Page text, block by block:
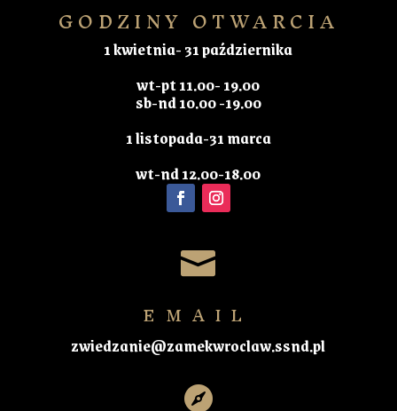
GODZINY OTWARCIA
1 kwietnia- 31 października
wt-pt 11.00- 19.00
sb-nd 10.00 -19.00
1 listopada-31 marca
wt-nd 12.00-18.00

EMAIL
zwiedzanie@zamekwroclaw.ssnd.pl
